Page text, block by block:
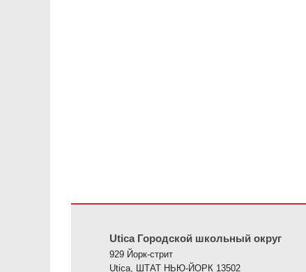
Utica Городской школьный округ
929 Йорк-стрит
Utica, ШТАТ НЬЮ-ЙОРК 13502